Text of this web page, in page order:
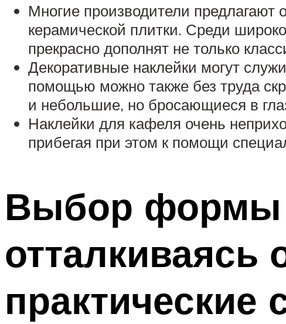
Многие производители предлагают
керамической плитки. Среди
прекрасно дополнят не только
Декоративные наклейки могут
помощью можно также без труда
и небольшие, но бросающиеся в
Наклейки для кафеля очень
прибегая при этом к помощи
Выбор формы
отталкиваясь
практические